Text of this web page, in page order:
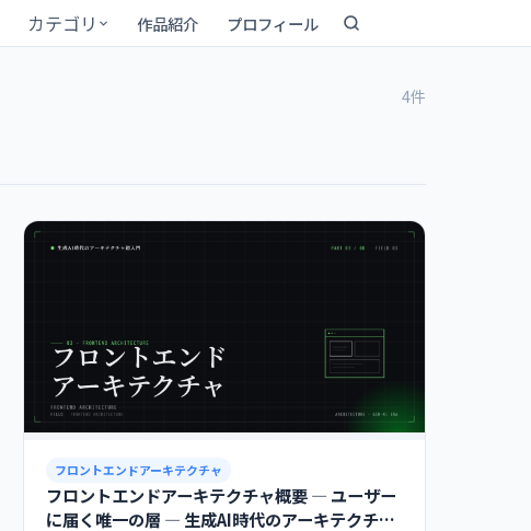
カテゴリ 作品紹介 プロフィール
4件
フロントエンドアーキテクチャ
フロントエンドアーキテクチャ概要 ― ユーザー
に届く唯一の層 ― 生成AI時代のアーキテクチャ